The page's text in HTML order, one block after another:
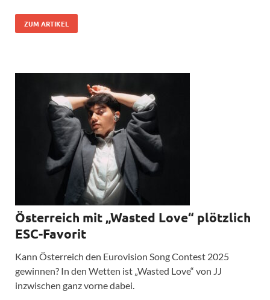
ZUM ARTIKEL
Österreich mit „Wasted Love“ plötzlich
ESC-Favorit
Kann Österreich den Eurovision Song Contest 2025
gewinnen? In den Wetten ist „Wasted Love“ von JJ
inzwischen ganz vorne dabei.